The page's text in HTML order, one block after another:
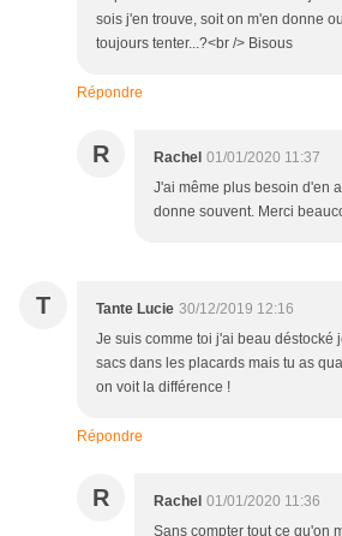
sois j'en trouve, soit on m'en donne
toujours tenter...?<br /> Bisous
Répondre
R Rachel 01/01/2020 11:37
J'ai même plus besoin d'en
donne souvent. Merci
T Tante Lucie 30/12/2019 12:16
Je suis comme toi j'ai beau déstocké
sacs dans les placards mais tu as
on voit la différence !
Répondre
R Rachel 01/01/2020 11:36
Sans compter tout ce qu'on